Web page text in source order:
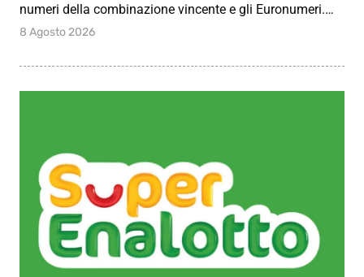
numeri della combinazione vincente e gli Euronumeri.…
8 Agosto 2026